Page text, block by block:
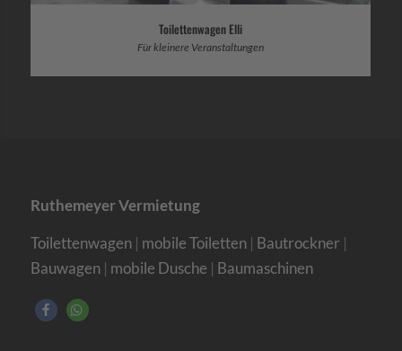
Toilettenwagen Elli
Für kleinere Veranstaltungen
Ruthemeyer Vermietung
Toilettenwagen| mobile Toiletten| Bautrockner|
Bauwagen| mobile Dusche | Baumaschinen